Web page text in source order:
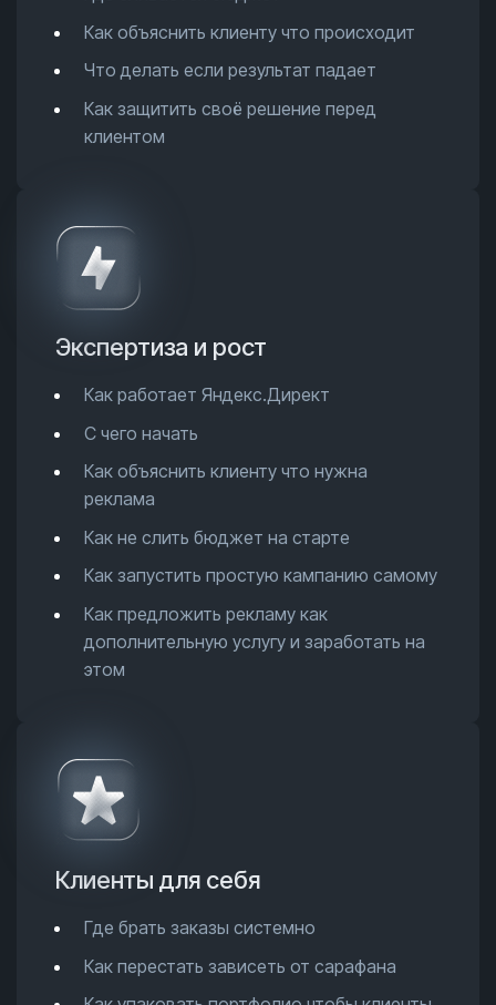
Как объяснить клиенту что происходит
Что делать если результат падает
Как защитить своё решение перед
клиентом
Экспертиза и рост
Как работает Яндекс.Директ
С чего начать
Как объяснить клиенту что нужна
реклама
Как не слить бюджет на старте
Как запустить простую кампанию самому
Как предложить рекламу как
дополнительную услугу и заработать на
этом
Клиенты для себя
Где брать заказы системно
Как перестать зависеть от сарафана